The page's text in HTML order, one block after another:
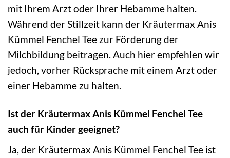
mit Ihrem Arzt oder Ihrer Hebamme halten.
Während der Stillzeit kann der Kräutermax Anis
Kümmel Fenchel Tee zur Förderung der
Milchbildung beitragen. Auch hier empfehlen wir
jedoch, vorher Rücksprache mit einem Arzt oder
einer Hebamme zu halten.
Ist der Kräutermax Anis Kümmel Fenchel Tee
auch für Kinder geeignet?
Ja, der Kräutermax Anis Kümmel Fenchel Tee ist